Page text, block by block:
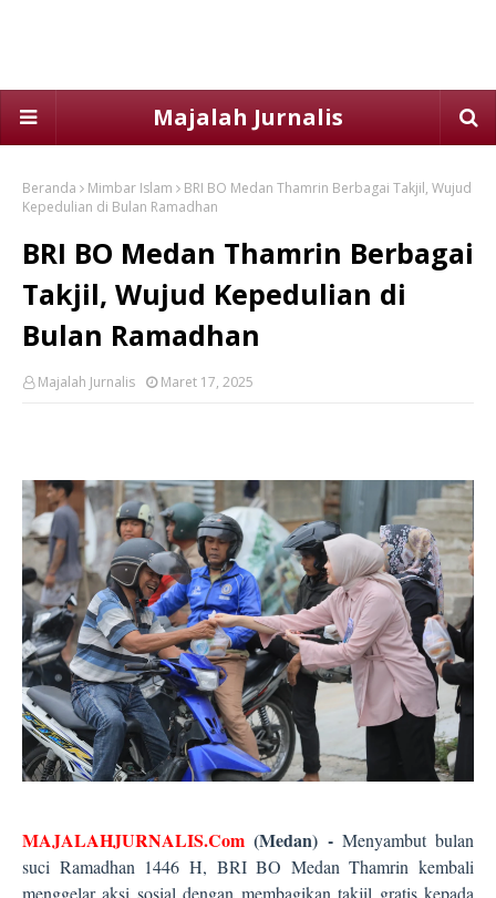
Majalah Jurnalis
Beranda Mimbar Islam
BRI BO Medan Thamrin Berbagai Takjil, Wujud
Kepedulian di Bulan Ramadhan
BRI BO Medan Thamrin Berbagai
Takjil, Wujud Kepedulian di
Bulan Ramadhan
Majalah Jurnalis Maret 17, 2025
MAJALAHJURNALIS.Com(Medan) -Menyambut bulan
suci Ramadhan 1446 H, BRI BO Medan Thamrin kembali
menggelar aksi sosial dengan membagikan takjil gratis kepada